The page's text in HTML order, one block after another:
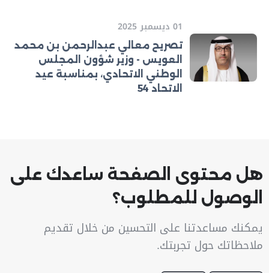
01 ديسمبر 2025
تصريح معالي عبدالرحمن بن محمد
العويس - وزير شؤون المجلس
الوطني الاتحادي، بمناسبة عيد
الاتحاد 54
هل محتوى الصفحة ساعدك على
الوصول للمطلوب؟
يمكنك مساعدتنا على التحسين من خلال تقديم
ملاحظاتك حول تجربتك.